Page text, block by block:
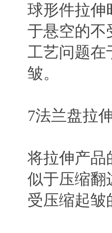
球形件拉伸
于悬空的不
工艺问题在
皱。
7法兰盘拉
将拉伸产品
似于压缩翻
受压缩起皱